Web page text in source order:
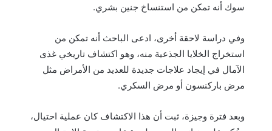
سوك أنه تمكن من استنساخ جنين بشري.
وفي دراسة لاحقة أخرى، ادعى الباحث أنه تمكن من
استخراج الخلايا الجذعية منه، وهو اكتشاف تاريخي غذى
الآمال في إيجاد علاجات جديدة للعديد من الأمراض مثل
مرض باركنسون أو مرض السكري.
وبعد فترة وجيزة، ثبت أن هذا الاكتشاف كان عملية احتيال،